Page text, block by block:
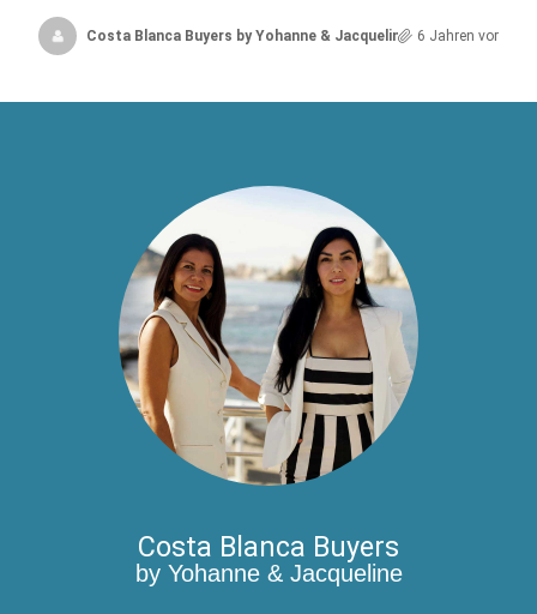
Costa Blanca Buyers by Yohanne & Jacqueline 6 Jahren vor
Costa Blanca Buyers
by Yohanne & Jacqueline